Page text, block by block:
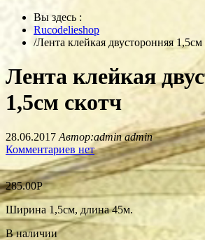
Вы здесь :
Rucodelieshop
/Лента клейкая двусторонняя 1,5см
Лента клейкая
1,5см скотч
28.06.2017 Автор:admin admin
Комментариев нет
285.00Р
Ширина 1,5см, длина 45м.
В наличии